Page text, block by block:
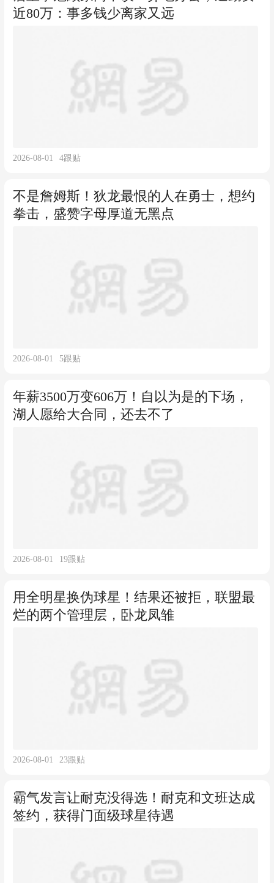
近80万：事多钱少离家又远
2026-08-01 4跟贴
不是詹姆斯！狄龙最恨的人在勇士，想约
拳击，盛赞字母厚道无黑点
2026-08-01 5跟贴
年薪3500万变606万！自以为是的下场，
湖人愿给大合同，还去不了
2026-08-01 19跟贴
用全明星换伪球星！结果还被拒，联盟最
烂的两个管理层，卧龙凤雏
2026-08-01 23跟贴
霸气发言让耐克没得选！耐克和文班达成
签约，获得门面级球星待遇